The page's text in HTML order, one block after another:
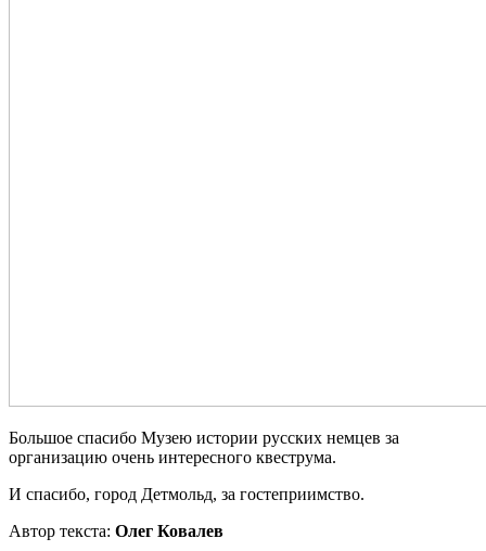
Большое спасибо Музею истории русских немцев за
организацию очень интересного квеструма.
И спасибо, город Детмольд, за гостеприимство.
Автор текста: Олег Ковалев